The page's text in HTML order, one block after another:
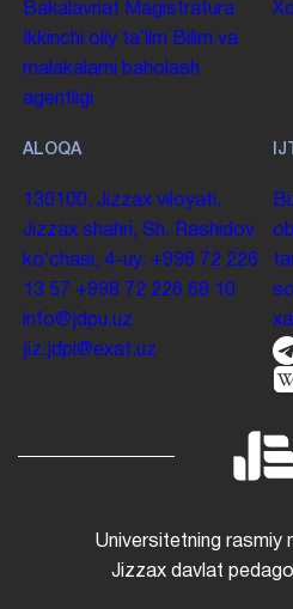
Bakalavriat Magistratura
Ikkinchi oliy taʼlim Bilim va
malakalarni baholash
agentligi
ALOQA
130100. Jizzax viloyati,
Jizzax shahri, Sh. Rashidov
koʻchasi, 4-uy. +998 72 226
13 57 +998 72 226 68 10
info@jdpu.uz
jiz.jdpi@exat.uz
Universitetning rasmiy
Jizzax davlat